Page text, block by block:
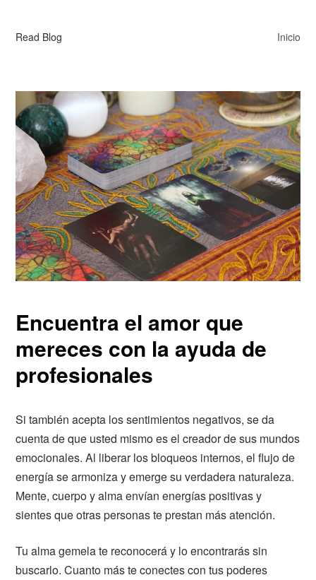
Read Blog Inicio
Encuentra el amor que
mereces con la ayuda de
profesionales
Si también acepta los sentimientos negativos, se da
cuenta de que usted mismo es el creador de sus mundos
emocionales. Al liberar los bloqueos internos, el flujo de
energía se armoniza y emerge su verdadera naturaleza.
Mente, cuerpo y alma envían energías positivas y
sientes que otras personas te prestan más atención.
Tu alma gemela te reconocerá y lo encontrarás sin
buscarlo. Cuanto más te conectes con tus poderes